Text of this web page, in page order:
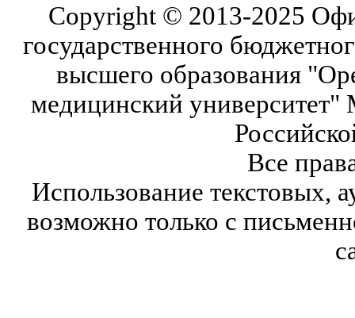
Copyright © 2013-2025
государственного
высшего образования
медицинский университет"
Все
Использование текстовых,
возможно только с